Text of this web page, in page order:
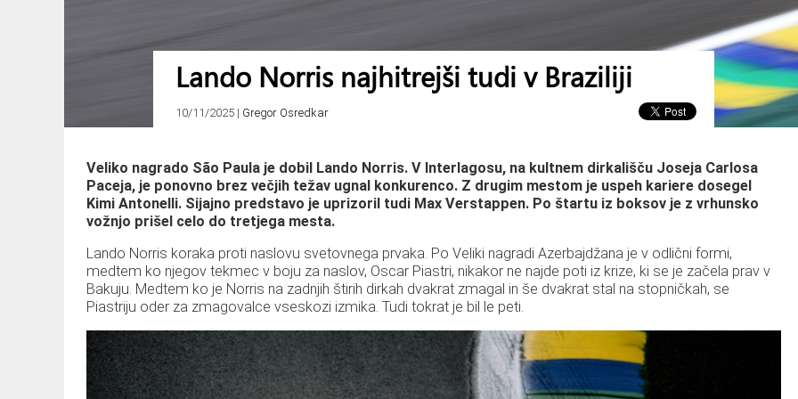
Lando Norris najhitrejši tudi v Braziliji
10/11/2025 | Gregor Osredkar
Veliko nagrado São Paula je dobil Lando Norris. V Interlagosu, na kultnem dirkališču Joseja Carlosa
Paceja, je ponovno brez večjih težav ugnal konkurenco. Z drugim mestom je uspeh kariere dosegel
Kimi Antonelli. Sijajno predstavo je uprizoril tudi Max Verstappen. Po štartu iz boksov je z vrhunsko
vožnjo prišel celo do tretjega mesta.
Lando Norris koraka proti naslovu svetovnega prvaka. Po Veliki nagradi Azerbajdžana je v odlični formi,
medtem ko njegov tekmec v boju za naslov, Oscar Piastri, nikakor ne najde poti iz krize, ki se je začela prav v
Bakuju. Medtem ko je Norris na zadnjih štirih dirkah dvakrat zmagal in še dvakrat stal na stopničkah, se
Piastriju oder za zmagovalce vseskozi izmika. Tudi tokrat je bil le peti.